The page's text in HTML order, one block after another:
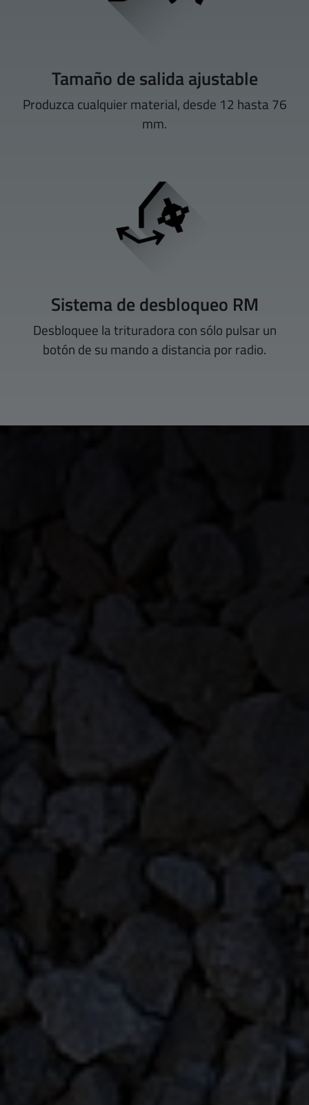
Tamaño de salida ajustable
Produzca cualquier material, desde 12 hasta 76
mm.
Sistema de desbloqueo RM
Desbloquee la trituradora con sólo pulsar un
botón de su mando a distancia por radio.